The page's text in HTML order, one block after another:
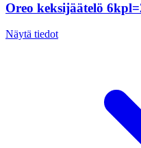
Oreo keksijäätelö
Näytä tiedot